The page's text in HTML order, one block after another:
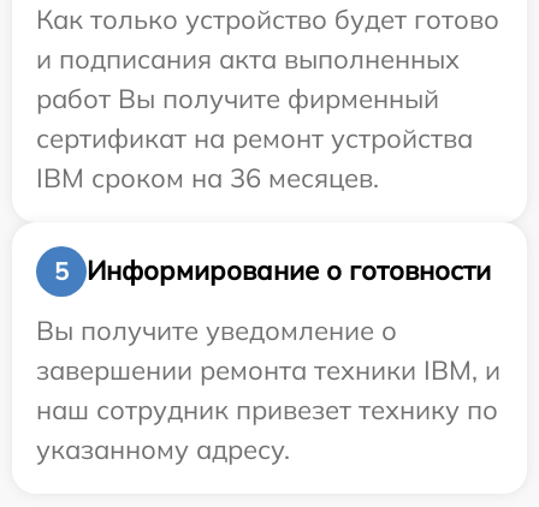
Как только устройство будет готово
и подписания акта выполненных
работ Вы получите фирменный
сертификат на ремонт устройства
IBM сроком на 36 месяцев.
5
Информирование о готовности
Вы получите уведомление о
завершении ремонта техники IBM, и
наш сотрудник привезет технику по
указанному адресу.